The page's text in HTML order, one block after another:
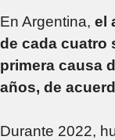
En Argentina, el
de cada cuatro
primera causa
años, de
Durante 2022,